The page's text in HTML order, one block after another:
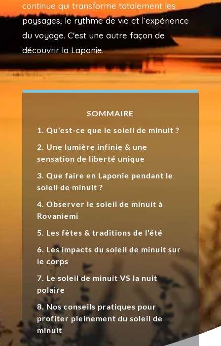
continue qui transforme totalement les
paysages, le rythme de vie et l’expérience
du voyage. C'est une autre façon de
découvrir la Laponie.
SOMMAIRE
1. Qu'est-ce que le soleil de minuit ?
2. Une lumière infinie & une
sensation de liberté unique
3. Que faire en Laponie pendant le
soleil de minuit ?
4. Observer le soleil de minuit à
Rovaniemi
5. Les fêtes & traditions de l'été
6. Les impacts du soleil de minuit sur
le corps
7. Le soleil de minuit VS la nuit
polaire
8. Nos conseils pratiques pour
profiter pleinement du soleil de
minuit